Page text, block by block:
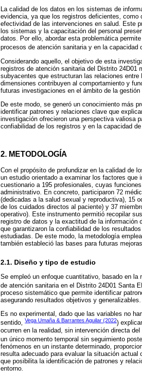
La calidad de los datos en los sistemas de
evidencia, ya que los registros deficientes,
efectividad de las intervenciones en salud. Este
los sistemas y la capacitación del personal
datos. Por ello, abordar esta problemática
procesos de atención sanitaria y en la capacidad
Considerando aquello, el objetivo de esta
registros de atención sanitaria del Distrito
subyacentes que estructuran las relaciones
dimensiones contribuyen al comportamiento y
futuras investigaciones en el ámbito de la gestión
De este modo, se generó un conocimiento más
identificar patrones y relaciones clave que
investigación ofrecieron una perspectiva valiosa
confiabilidad de los registros y en la capacidad
2. METODOLOGÍA
Con el propósito de profundizar en la calidad de
un estudio orientado a examinar los factores
cuestionario a 195 profesionales, cuyas
administrativo. En concreto, participaron 72
(dedicadas a la salud sexual y reproductiva), 15
de los cuidados directos al paciente) y 37
operativo). Este instrumento permitió recopilar
registro de datos y la exactitud de la
que garantizaron la confiabilidad de los
estudiadas. De este modo, la metodología
también estableció las bases para futuras
2.1. Diseño y tipo de estudio
Se empleó un enfoque cuantitativo, basado en
de atención sanitaria en el Distrito 24D01 Santa
proceso sistemático que permite identificar
asegurando resultados objetivos y generalizables.
Es no experimental, dado que las variables no
sentido, Vega Umaña & Barrantes Aguilar (2022)
ocurren en la realidad, sin intervención directa
un único momento temporal sin seguimiento
fenómenos en un instante determinado,
resulta adecuado para evaluar la situación
que posibilita la identificación de patrones y
entorno.